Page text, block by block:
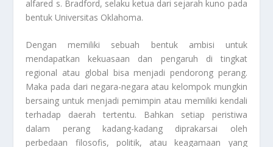
alfared s. Bradford, selaku ketua dari sejarah kuno pada
bentuk Universitas Oklahoma.
Dengan memiliki sebuah bentuk ambisi untuk
mendapatkan kekuasaan dan pengaruh di tingkat
regional atau global bisa menjadi pendorong perang.
Maka pada dari negara-negara atau kelompok mungkin
bersaing untuk menjadi pemimpin atau memiliki kendali
terhadap daerah tertentu. Bahkan setiap peristiwa
dalam perang kadang-kadang diprakarsai oleh
perbedaan filosofis, politik, atau keagamaan yang